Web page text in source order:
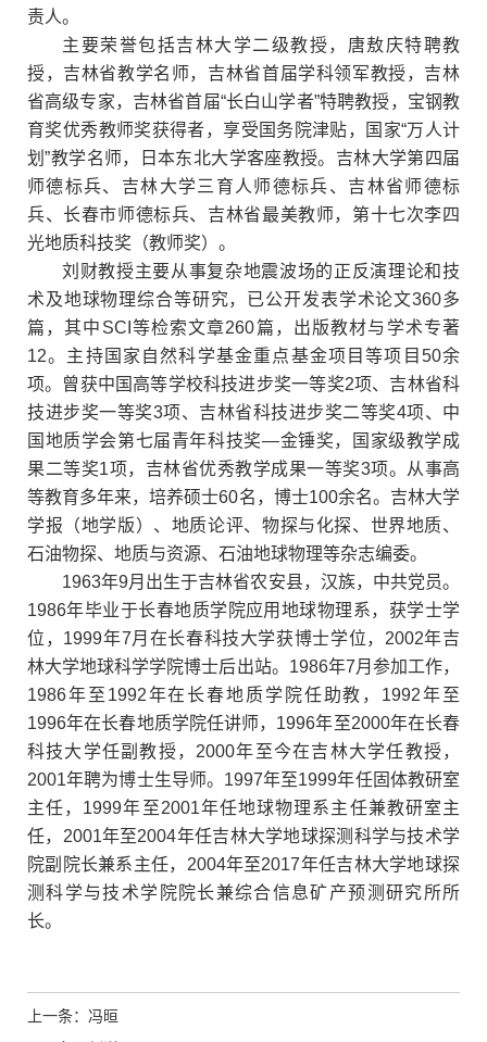
责人。
主要荣誉包括吉林大学二级教授，唐敖庆特聘教
授，吉林省教学名师，吉林省首届学科领军教授，吉林
省高级专家，吉林省首届“长白山学者”特聘教授，宝钢教
育奖优秀教师奖获得者，享受国务院津贴，国家“万人计
划”教学名师，日本东北大学客座教授。吉林大学第四届
师德标兵、吉林大学三育人师德标兵、吉林省师德标
兵、长春市师德标兵、吉林省最美教师，第十七次李四
光地质科技奖（教师奖）。
刘财教授主要从事复杂地震波场的正反演理论和技
术及地球物理综合等研究，已公开发表学术论文360多
篇，其中 SCI 等检索文章260篇，出版教材与学术专著
12。主持国家自然科学基金重点基金项目等项目 50余
项。曾获中国高等学校科技进步奖一等奖2项、吉林省科
技进步奖一等奖3项、吉林省科技进步奖二等奖4项、中
国地质学会第七届青年科技奖—金锤奖，国家级教学成
果二等奖1项，吉林省优秀教学成果一等奖3项。从事高
等教育多年来，培养硕士60名，博士100余名。吉林大学
学报（地学版）、地质论评、物探与化探、世界地质、
石油物探、地质与资源、石油地球物理等杂志编委。
1963年9月出生于吉林省农安县，汉族，中共党员。
1986年毕业于长春地质学院应用地球物理系，获学士学
位， 1999年7月在长春科技大学获博士学位， 2002年吉
林大学地球科学学院博士后出站。 1986年7月参加工作，
1986年至 1992年在长春地质学院任助教， 1992年至
1996年在长春地质学院任讲师， 1996年至2000年在长春
科技大学任副教授， 2000年至今在吉林大学任教授，
2001年聘为博士生导师。 1997年至1999年任固体教研室
主任， 1999年至2001年任地球物理系主任兼教研室主
任， 2001年至2004年任吉林大学地球探测科学与技术学
院副院长兼系主任， 2004年至2017年任吉林大学地球探
测科学与技术学院院长兼综合信息矿产预测研究所所
长。
上一条：冯晅